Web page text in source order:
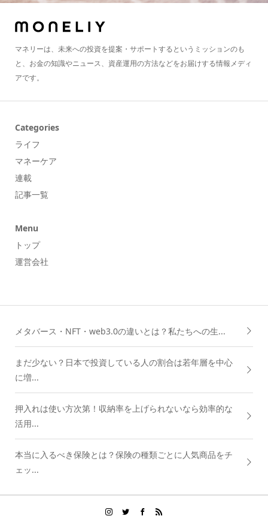
マネリーは、未来への投資を提案・サポートするというミッションのも
と、お金の知識やニュース、資産運用の方法などをお届けする情報メディ
アです。
Categories
ライフ
マネーケア
連載
記事一覧
Menu
トップ
運営会社
メタバース・NFT・web3.0の違いとは？私たちへの生...
まだ少ない？日本で投資している人の割合は若年層を中心
に増...
押入れは使い方次第！収納率を上げられないなら効率的な
活用...
本当に入るべき保険とは？保険の種類ごとに人気商品をチ
ェッ...